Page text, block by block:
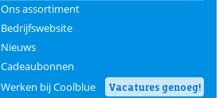
Ons assortiment
Bedrijfswebsite
Nieuws
Cadeaubonnen
Werken bij Coolblue
Vacatures genoeg!